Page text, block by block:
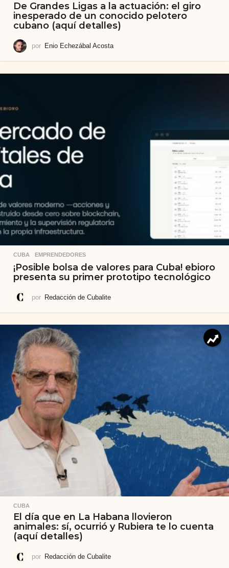
De Grandes Ligas a la actuación: el giro
inesperado de un conocido pelotero
cubano (aquí detalles)
por Enio Echezábal Acosta
CUBA ,EMPRENDEDORES
¡Posible bolsa de valores para Cuba! ebioro
presenta su primer prototipo tecnológico
por Redacción de Cubalite
CUBA
El día que en La Habana llovieron
animales: sí, ocurrió y Rubiera te lo cuenta
(aquí detalles)
por Redacción de Cubalite